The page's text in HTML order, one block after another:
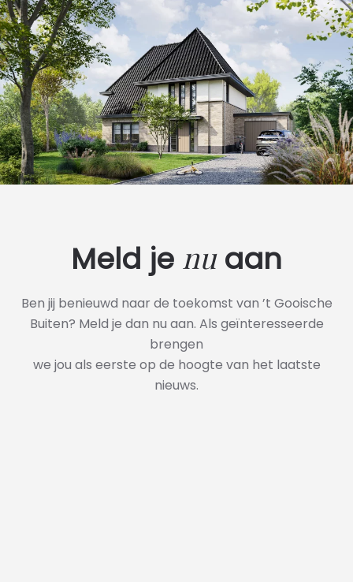
Meld je nuaan
Ben jij benieuwd naar de toekomst van ’t Gooische
Buiten? Meld je dan nu aan. Als geïnteresseerde
brengen
we jou als eerste op de hoogte van het laatste
nieuws.